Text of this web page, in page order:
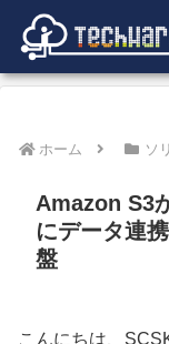
ホーム ソ
Amazon S3
にデータ連
盤
こんにちは、